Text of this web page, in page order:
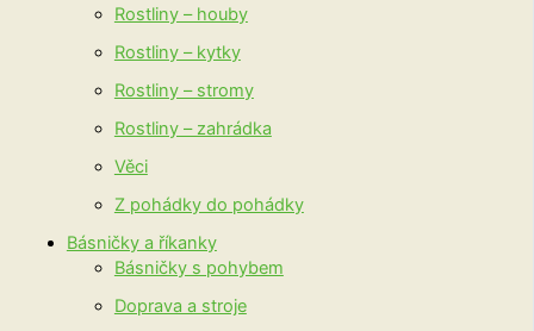
Rostliny – houby
Rostliny – kytky
Rostliny – stromy
Rostliny – zahrádka
Věci
Z pohádky do pohádky
Básničky a říkanky
Básničky s pohybem
Doprava a stroje